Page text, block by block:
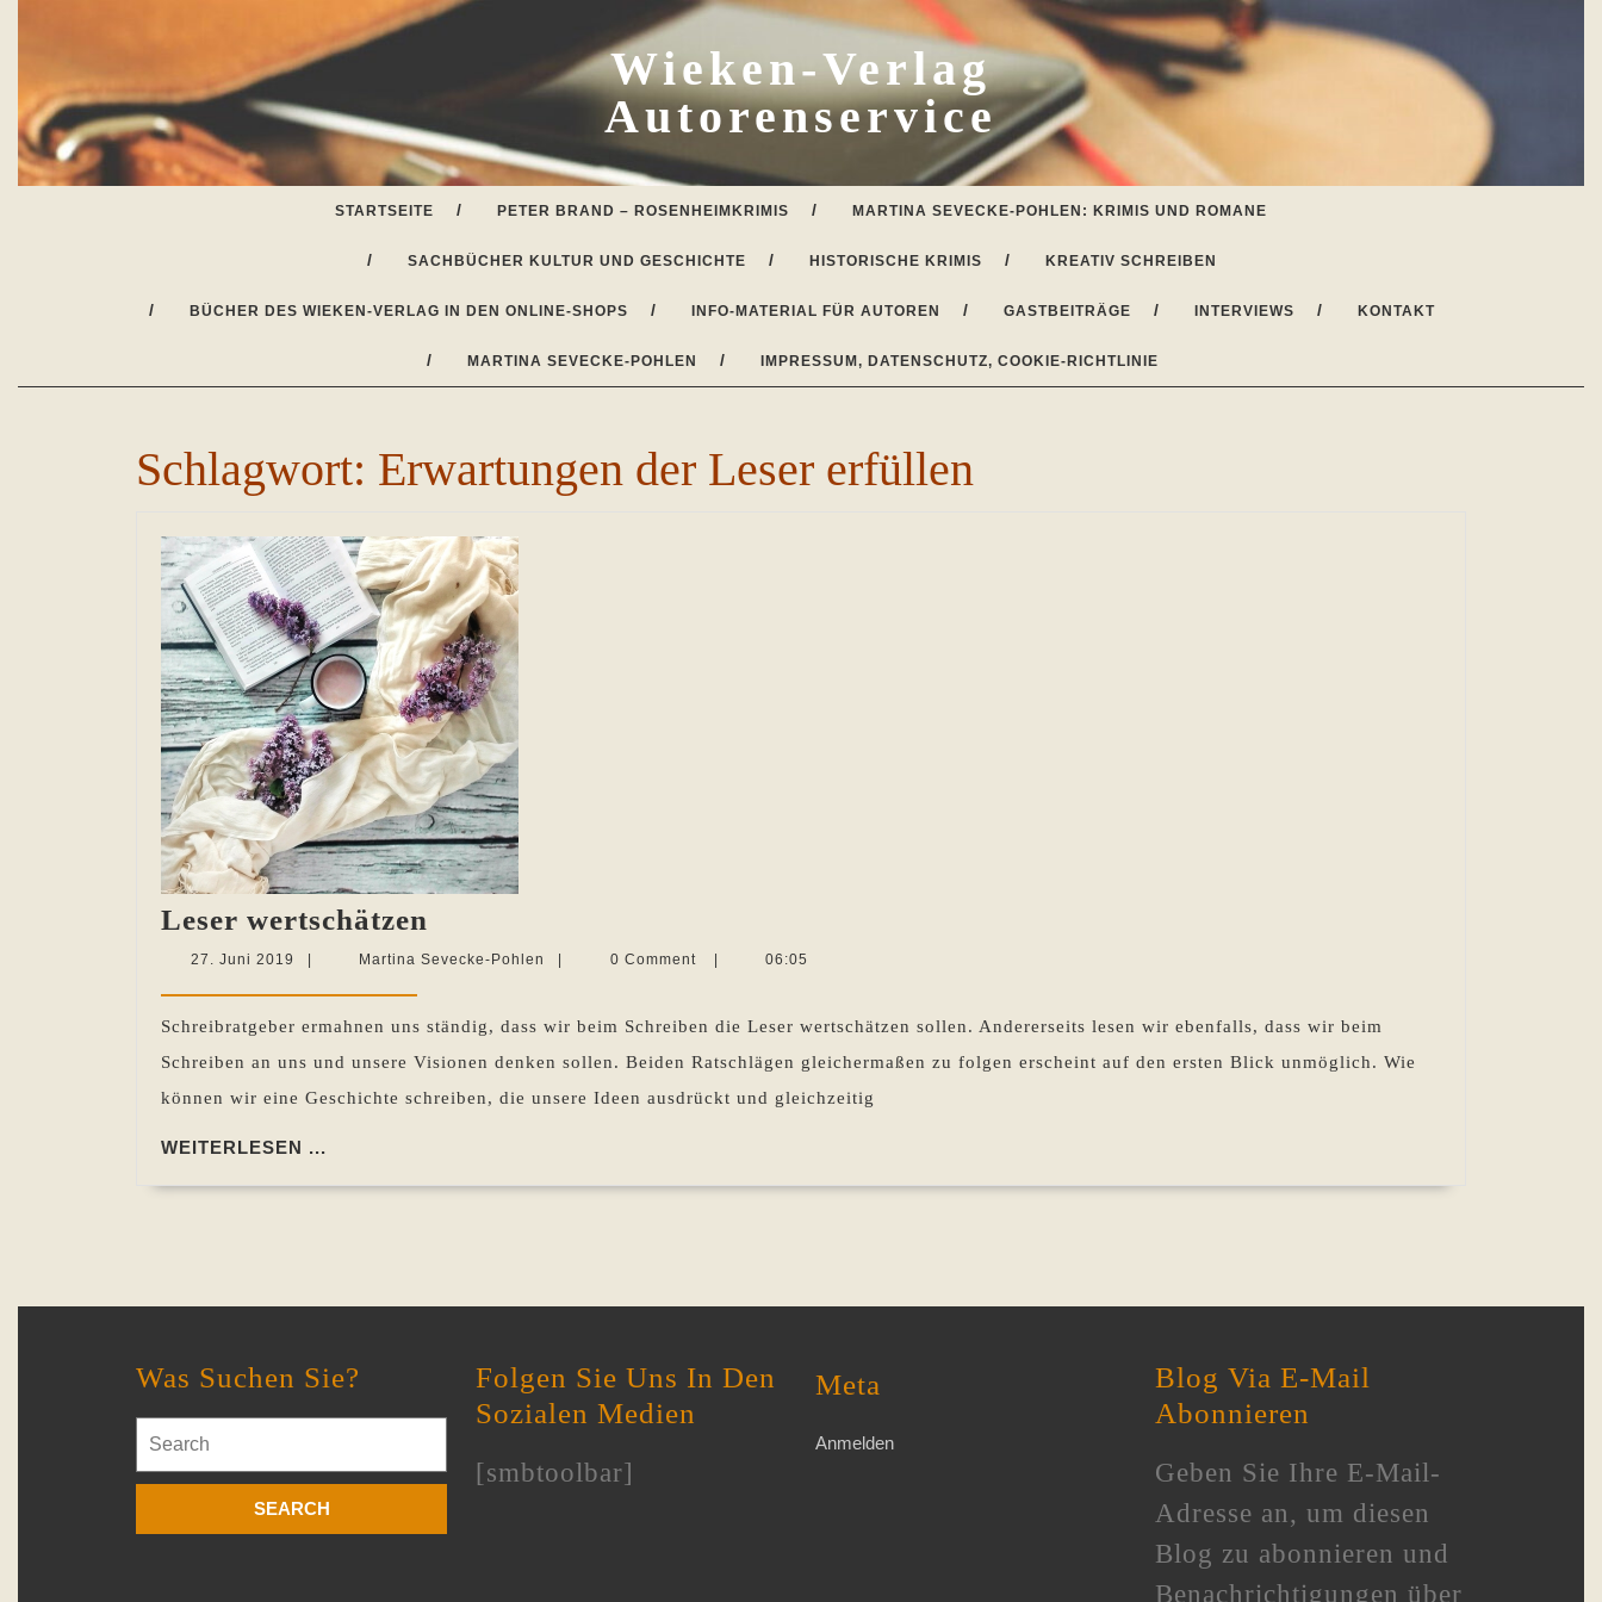
Wieken-Verlag
Autorenservice
STARTSEITE PETER BRAND – ROSENHEIMKRIMIS MARTINA SEVECKE-POHLEN: KRIMIS UND ROMANE
SACHBÜCHER KULTUR UND GESCHICHTE HISTORISCHE KRIMIS KREATIV SCHREIBEN
BÜCHER DES WIEKEN-VERLAG IN DEN ONLINE-SHOPS INFO-MATERIAL FÜR AUTOREN GASTBEITRÄGE INTERVIEWS KONTAKT
MARTINA SEVECKE-POHLEN IMPRESSUM, DATENSCHUTZ, COOKIE-RICHTLINIE
Schlagwort: Erwartungen der Leser erfüllen
Leser wertschätzen
wertschätzen
27. Juni 2019 27.
2019
Martina Sevecke-Pohlen
Martina
0 Comment 06:05
Schreibratgeber ermahnen uns ständig, dass wir beim Schreiben die Leser wertschätzen sollen. Andererseits lesen wir ebenfalls, dass wir beim
Schreiben an uns und unsere Visionen denken sollen. Beiden Ratschlägen gleichermaßen zu folgen erscheint auf den ersten Blick unmöglich. Wie
können wir eine Geschichte schreiben, die unsere Ideen ausdrückt und gleichzeitig
WEITERLESEN ...
Was Suchen Sie?
for:
Folgen Sie Uns In Den
Sozialen Medien
[smbtoolbar]
Meta
Anmelden
Blog Via E-Mail
Abonnieren
Geben Sie Ihre E-Mail-
Adresse an, um diesen
Blog zu abonnieren und
Benachrichtigungen über